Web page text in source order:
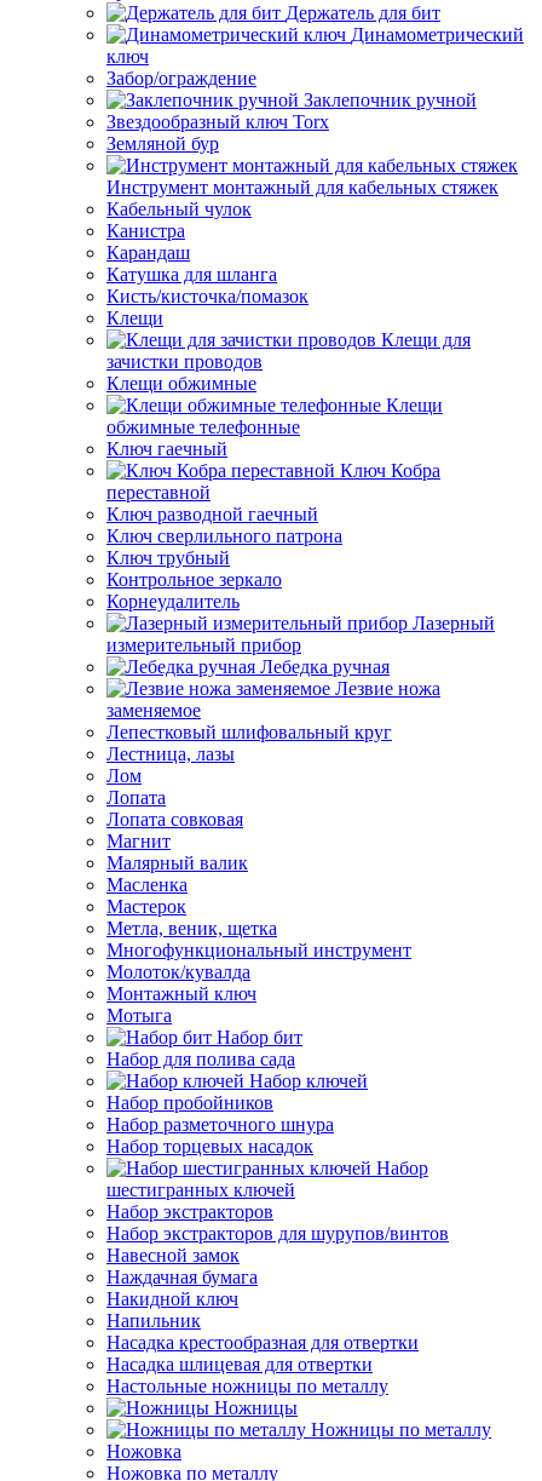
Держатель для бит
Динамометрический
ключ
Забор/ограждение
Заклепочник ручной
Звездообразный ключ Torx
Земляной бур
Инструмент монтажный для кабельных стяжек
Кабельный чулок
Канистра
Карандаш
Катушка для шланга
Кисть/кисточка/помазок
Клещи
Клещи для
зачистки проводов
Клещи обжимные
Клещи
обжимные телефонные
Ключ гаечный
Ключ Кобра
переставной
Ключ разводной гаечный
Ключ сверлильного патрона
Ключ трубный
Контрольное зеркало
Корнеудалитель
Лазерный
измерительный прибор
Лебедка ручная
Лезвие ножа
заменяемое
Лепестковый шлифовальный круг
Лестница, лазы
Лом
Лопата
Лопата совковая
Магнит
Малярный валик
Масленка
Мастерок
Метла, веник, щетка
Многофункциональный инструмент
Молоток/кувалда
Монтажный ключ
Мотыга
Набор бит
Набор для полива сада
Набор ключей
Набор пробойников
Набор разметочного шнура
Набор торцевых насадок
Набор
шестигранных ключей
Набор экстракторов
Набор экстракторов для шурупов/винтов
Навесной замок
Наждачная бумага
Накидной ключ
Напильник
Насадка крестообразная для отвертки
Насадка шлицевая для отвертки
Настольные ножницы по металлу
Ножницы
Ножницы по металлу
Ножовка
Ножовка по металлу